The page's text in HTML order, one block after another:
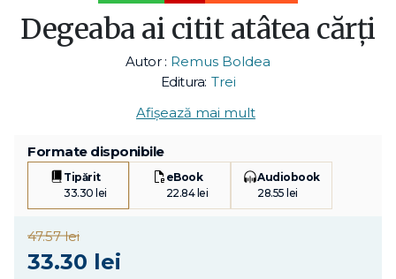
Degeaba ai citit atâtea cărți
Autor : Remus Boldea
Editura: Trei
Afișează mai mult
Formate disponibile
Tipărit
33.30 lei
eBook
22.84 lei
Audiobook
28.55 lei
47.57 lei
33.30 lei